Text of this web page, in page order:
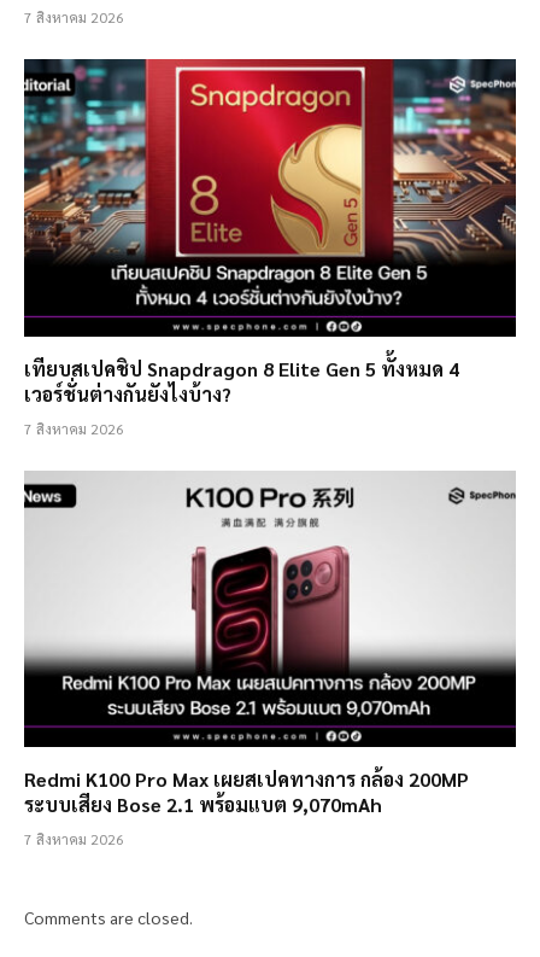
7 สิงหาคม 2026
เทียบสเปคชิป Snapdragon 8 Elite Gen 5 ทั้งหมด 4
เวอร์ชั่นต่างกันยังไงบ้าง?
7 สิงหาคม 2026
Redmi K100 Pro Max เผยสเปคทางการ กล้อง 200MP
ระบบเสียง Bose 2.1 พร้อมแบต 9,070mAh
7 สิงหาคม 2026
Comments are closed.